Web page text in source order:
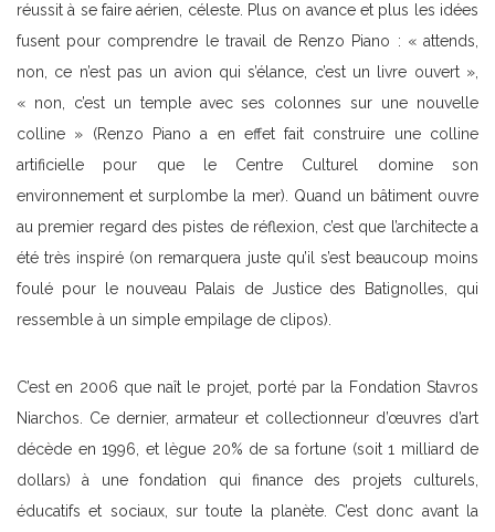
réussit à se faire aérien, céleste. Plus on avance et plus les idées
fusent pour comprendre le travail de Renzo Piano : « attends,
non, ce n’est pas un avion qui s’élance, c’est un livre ouvert »,
« non, c’est un temple avec ses colonnes sur une nouvelle
colline » (Renzo Piano a en effet fait construire une colline
artificielle pour que le Centre Culturel domine son
environnement et surplombe la mer). Quand un bâtiment ouvre
au premier regard des pistes de réflexion, c’est que l’architecte a
été très inspiré (on remarquera juste qu’il s’est beaucoup moins
foulé pour le nouveau Palais de Justice des Batignolles, qui
ressemble à un simple empilage de clipos).
C’est en 2006 que naît le projet, porté par la Fondation Stavros
Niarchos. Ce dernier, armateur et collectionneur d’œuvres d’art
décède en 1996, et lègue 20% de sa fortune (soit 1 milliard de
dollars) à une fondation qui finance des projets culturels,
éducatifs et sociaux, sur toute la planète. C’est donc avant la